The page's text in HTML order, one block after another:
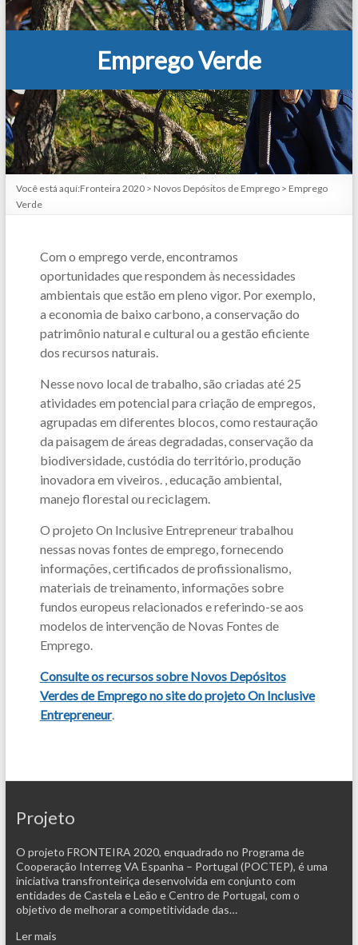
Emprego Verde
Você está aquí:Fronteira 2020> Novos Depósitos de Emprego> Emprego
Verde
Com o emprego verde, encontramos
oportunidades que respondem às necessidades
ambientais que estão em pleno vigor. Por exemplo,
a economia de baixo carbono, a conservação do
patrimônio natural e cultural ou a gestão eficiente
dos recursos naturais.
Nesse novo local de trabalho, são criadas até 25
atividades em potencial para criação de empregos,
agrupadas em diferentes blocos, como restauração
da paisagem de áreas degradadas, conservação da
biodiversidade, custódia do território, produção
inovadora em viveiros. , educação ambiental,
manejo florestal ou reciclagem.
O projeto On Inclusive Entrepreneur trabalhou
nessas novas fontes de emprego, fornecendo
informações, certificados de profissionalismo,
materiais de treinamento, informações sobre
fundos europeus relacionados e referindo-se aos
modelos de intervenção de Novas Fontes de
Emprego.
Consulte os recursos sobre Novos Depósitos
Verdes de Emprego no site do projeto On Inclusive
Entrepreneur.
Projeto
O projeto FRONTEIRA 2020, enquadrado no Programa de
Cooperação Interreg VA Espanha – Portugal (POCTEP), é uma
iniciativa transfronteiriça desenvolvida em conjunto com
entidades de Castela e Leão e Centro de Portugal, com o
objetivo de melhorar a competitividade das…
Ler mais